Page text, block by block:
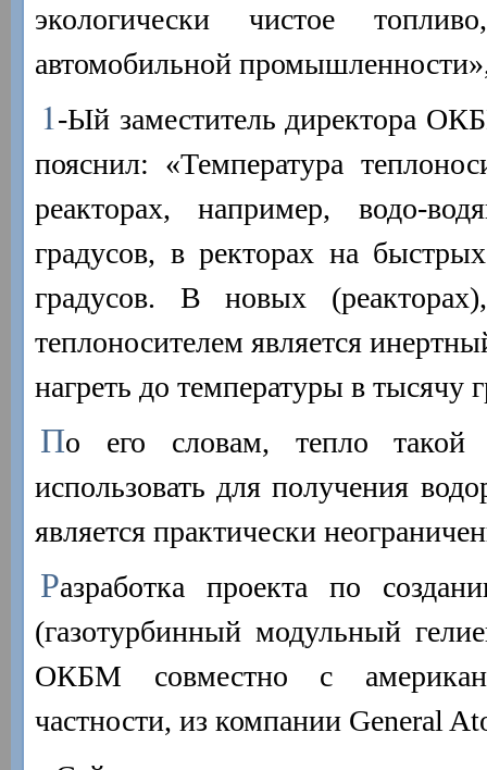
экологически чистое
автомобильной
1-Ый заместитель директора
пояснил: «Температура
реакторах, например, водо-
градусов, в ректорах на
градусов. В новых
теплоносителем является
нагреть до температуры в тысячу
По его словам, тепло такой
использовать для получения
является практически
Разработка проекта по
(газотурбинный модульный
ОКБМ совместно с
частности, из компании General